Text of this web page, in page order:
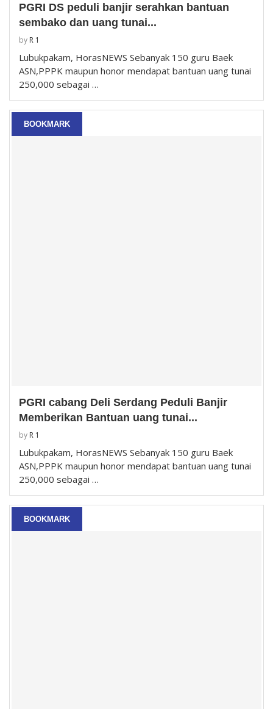
PGRI DS peduli banjir serahkan bantuan
sembako dan uang tunai...
by R 1
Lubukpakam, HorasNEWS Sebanyak 150 guru Baek
ASN,PPPK maupun honor mendapat bantuan uang tunai
250,000 sebagai …
BOOKMARK
PGRI cabang Deli Serdang Peduli Banjir
Memberikan Bantuan uang tunai...
by R 1
Lubukpakam, HorasNEWS Sebanyak 150 guru Baek
ASN,PPPK maupun honor mendapat bantuan uang tunai
250,000 sebagai …
BOOKMARK